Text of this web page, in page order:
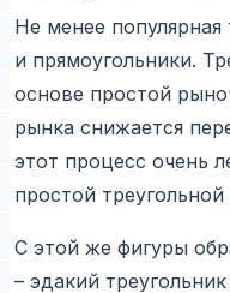
Не менее
и прямоугольники.
основе простой
рынка снижается
этот процесс очень
простой
С этой же фигуры
– эдакий